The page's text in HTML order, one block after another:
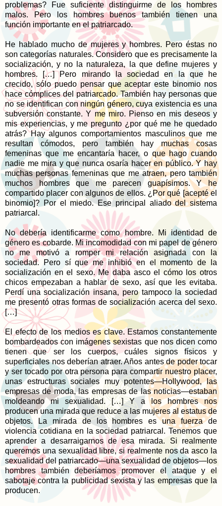
problemas? Fue suficiente distinguirme de los hombres
malos. Pero los hombres buenos también tienen una
función importante en el patriarcado.
He hablado mucho de mujeres y hombres. Pero éstas no
son categorías naturales. Considero que es precisamente la
socialización, y no la naturaleza, la que define mujeres y
hombres. […] Pero mirando la sociedad en la que he
crecido, sólo puedo pensar que aceptar este binomio nos
hace cómplices del patriarcado. También hay personas que
no se identifican con ningún género, cuya existencia es una
subversión constante. Y me miro. Pienso en mis deseos y
mis experiencias, y me pregunto ¿por qué me he quedado
atrás? Hay algunos comportamientos masculinos que me
resultan cómodos, pero también hay muchas cosas
femeninas que me encantaría hacer, o que hago cuando
nadie me mira y que nunca osaría hacer en público. Y hay
muchas personas femeninas que me atraen, pero también
muchos hombres que me parecen guapísimos. Y he
compartido placer con algunos de ellos. ¿Por qué [acepté el
binomio]? Por el miedo. Ese principal aliado del sistema
patriarcal.
No debería identificarme como hombre. Mi identidad de
género es cobarde. Mi incomodidad con mi papel de género
no me motivó a romper mi relación asignada con la
sociedad. Pero sí que me inhibió en el momento de la
socialización en el sexo. Me daba asco el cómo los otros
chicos empezaban a hablar de sexo, así que les evitaba.
Perdí una socialización insana, pero tampoco la sociedad
me presentó otras formas de socialización acerca del sexo.
[…]
El efecto de los medios es clave. Estamos constantemente
bombardeados con imágenes sexistas que nos dicen como
tienen que ser los cuerpos, cuáles signos físicos y
superficiales nos deberían atraer. Años antes de poder tocar
y ser tocado por otra persona para compartir nuestro placer,
unas estructuras sociales muy potentes—Hollywood, las
empresas de moda, las empresas de las noticias—estaban
moldeando mi sexualidad. […] Y a los hombres nos
producen una mirada que reduce a las mujeres al estatus de
objetos. La mirada de los hombres es una fuerza de
violencia cotidiana en la sociedad patriarcal. Tenemos que
aprender a desarraigarnos de esa mirada. Si realmente
queremos una sexualidad libre, si realmente nos da asco la
sexualidad del patriarcado—una sexualidad de objetos—los
hombres también deberíamos promover el ataque y el
sabotaje contra la publicidad sexista y las empresas que la
producen.